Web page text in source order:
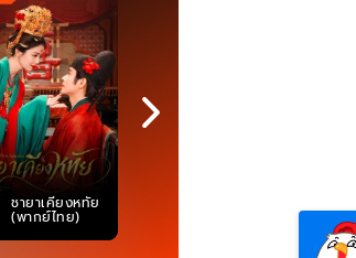
ชายาเคียงหทัย
(พากย์ไทย) 5 6